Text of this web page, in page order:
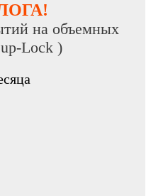
на объемных
Lock )